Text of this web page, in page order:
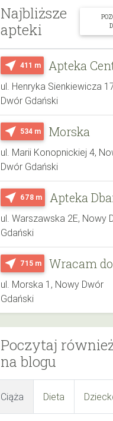
Najbliższe
apteki
near_me 411 m Apteka
ul. Henryka Sienkiewicza
Dwór Gdański
near_me 534 m Morska
ul. Marii Konopnickiej 4,
Dwór Gdański
near_me 678 m Apteka
ul. Warszawska 2E, Nowy
Gdański
near_me 715 m Wracam
ul. Morska 1, Nowy Dwór
Gdański
Poczytaj
na blogu
Ciąża Dieta